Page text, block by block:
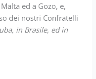
ed a Gozo, e,
dei nostri Confratelli
in Brasile, ed in